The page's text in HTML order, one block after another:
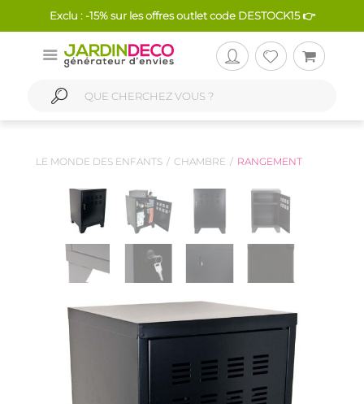
Exclu : -15% sur les offres outlet code DESTOCK15 👉
LE MONDE DES ENFANTS CHAMBRE RANGEMENT